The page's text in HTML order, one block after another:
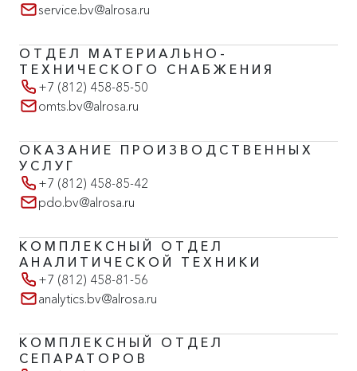
service.bv@alrosa.ru
ОТДЕЛ МАТЕРИАЛЬНО-
ТЕХНИЧЕСКОГО СНАБЖЕНИЯ
+7 (812) 458-85-50
omts.bv@alrosa.ru
ОКАЗАНИЕ ПРОИЗВОДСТВЕННЫХ
УСЛУГ
+7 (812) 458-85-42
pdo.bv@alrosa.ru
КОМПЛЕКСНЫЙ ОТДЕЛ
АНАЛИТИЧЕСКОЙ ТЕХНИКИ
+7 (812) 458-81-56
analytics.bv@alrosa.ru
КОМПЛЕКСНЫЙ ОТДЕЛ
СЕПАРАТОРОВ